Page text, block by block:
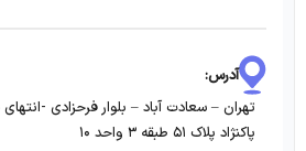
آدرس:
تهران – سعادت آباد – بلوار فرحزادی -
پاکنژاد پلاک ۵۱ طبقه ۳ واحد ۱۰